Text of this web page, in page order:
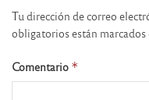
Tu dirección de correo
obligatorios están marcados
Comentario *